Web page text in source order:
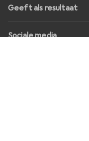
Geeft als resultaat
Sociale media